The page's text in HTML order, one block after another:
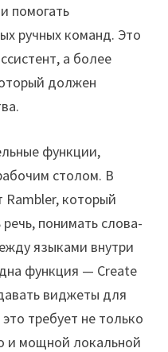
помогать
ручных команд. Это
а более
должен
функции,
столом. В
Rambler, который
понимать слова-
языками внутри
функция — Create
виджеты для
требует не только
и мощной локальной